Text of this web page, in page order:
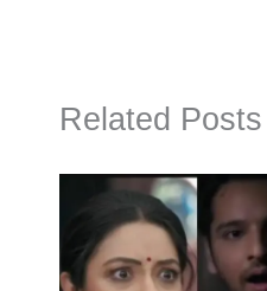
Related Posts